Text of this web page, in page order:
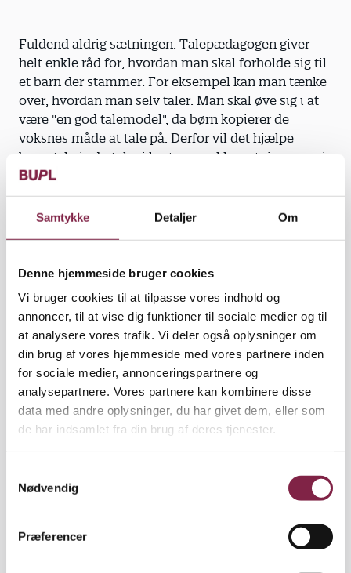
Samtykke Detaljer Om
Denne hjemmeside bruger cookies
Vi bruger cookies til at tilpasse vores indhold og
annoncer, til at vise dig funktioner til sociale medier og til
at analysere vores trafik. Vi deler også oplysninger om
din brug af vores hjemmeside med vores partnere inden
for sociale medier, annonceringspartnere og
analysepartnere. Vores partnere kan kombinere disse
data med andre oplysninger, du har givet dem, eller som
de har indsamlet fra din brug af deres tjenester.
Nødvendig
Præferencer
Fuldend aldrig sætningen. Talepædagogen giver
helt enkle råd for, hvordan man skal forholde sig til
et barn der stammer. For eksempel kan man tænke
over, hvordan man selv taler. Man skal øve sig i at
være "en god talemodel", da børn kopierer de
voksnes måde at tale på. Derfor vil det hjælpe
barnet, hvis du taler i korte og enkle sætninger, og i
øvrigt prøver at overlade initiativet til
kommunikation til barnet. Selvom barnet har
meget svært ved at få tingene sagt, må du aldrig
situationen - sig for eksempel "jeg kunne godt høre,
glad for, at du alligevel gjorde det". Når det er sagt,
er det også vigtigt, at man i øvrigt ikke laver
særregler for barnet. Det skal for eksempel ikke
have lov til at afbryde andre, fordi det stammer -
men et barn der stammer har brug for mere tid til at
formulere sig.
"Helt overordnet skal man hjælpe barnet med at
sammenhænge, kan barnet udvikle lavt selvværd
at være en god talemodel, så har man hjulpet